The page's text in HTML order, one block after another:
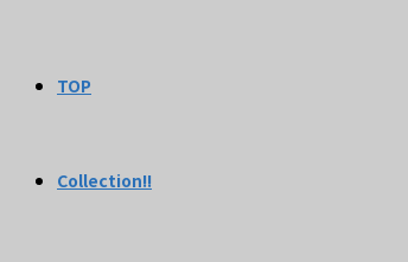
TOP
Collection!!